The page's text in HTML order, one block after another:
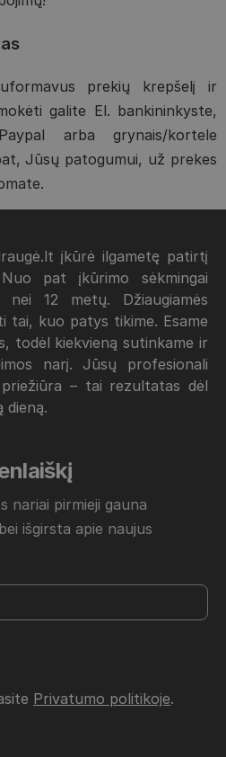
prekių krepšelį ir
galite El. bankininkyste,
arba grynais/kortele
Jūsų patogumui, už prekes
įkūrė ilgametę patirtį
pat įkūrimo sėkmingai
nei 12 metų. Džiaugiamės
tai, kuo patys tikime. Esame
todėl kiekvieną sutinkame ir
narį. Jūsų profesionali
– tai rezultatas dėl
dieną.
nariai pirmieji gauna
išgirsta apie naujus
Privatumo politikoje.